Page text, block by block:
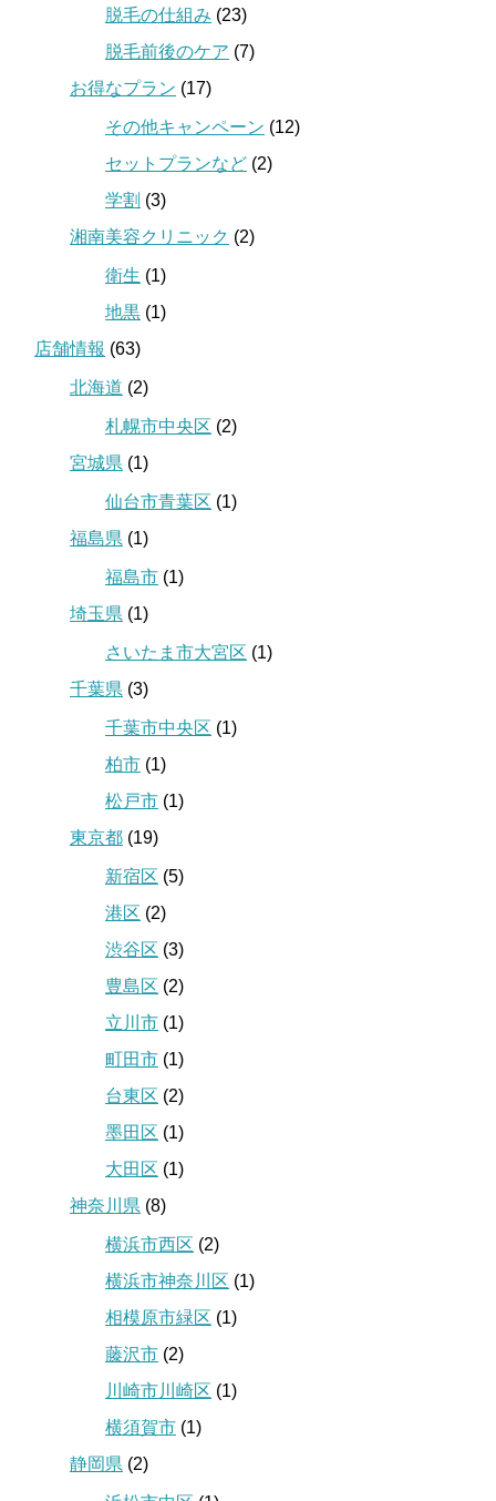
脱毛の仕組み (23)
脱毛前後のケア (7)
お得なプラン (17)
その他キャンペーン (12)
セットプランなど (2)
学割 (3)
湘南美容クリニック (2)
衛生 (1)
地黒 (1)
店舗情報 (63)
北海道 (2)
札幌市中央区 (2)
宮城県 (1)
仙台市青葉区 (1)
福島県 (1)
福島市 (1)
埼玉県 (1)
さいたま市大宮区 (1)
千葉県 (3)
千葉市中央区 (1)
柏市 (1)
松戸市 (1)
東京都 (19)
新宿区 (5)
港区 (2)
渋谷区 (3)
豊島区 (2)
立川市 (1)
町田市 (1)
台東区 (2)
墨田区 (1)
大田区 (1)
神奈川県 (8)
横浜市西区 (2)
横浜市神奈川区 (1)
相模原市緑区 (1)
藤沢市 (2)
川崎市川崎区 (1)
横須賀市 (1)
静岡県 (2)